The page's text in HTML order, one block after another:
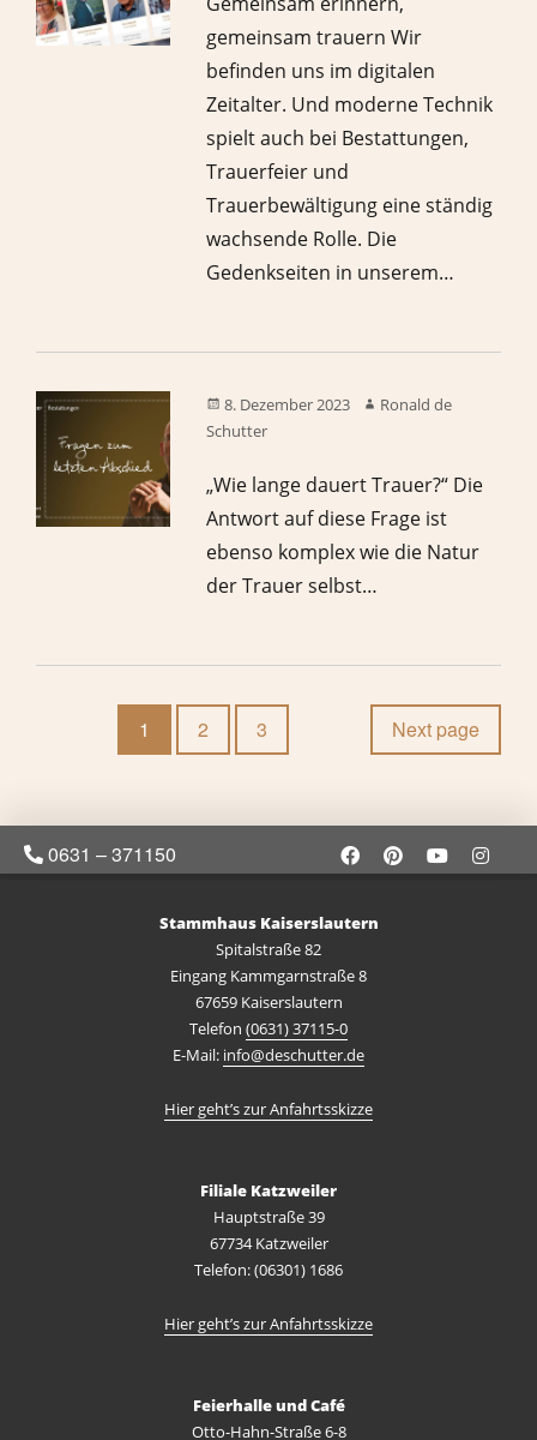
gemeinsam trauern Wir
befinden uns im digitalen
Zeitalter. Und moderne Technik
spielt auch bei Bestattungen,
Trauerfeier und
Trauerbewältigung eine ständig
wachsende Rolle. Die
Gedenkseiten in unserem…
8. Dezember 2023
Ronald de
Schutter
„Wie lange dauert Trauer?“ Die
Antwort auf diese Frage ist
ebenso komplex wie die Natur
der Trauer selbst…
1 2 3 Next page
0631 – 371150
Stammhaus Kaiserslautern
Spitalstraße 82
Eingang Kammgarnstraße 8
67659 Kaiserslautern
Telefon (0631) 37115-0
E-Mail: info@deschutter.de
Hier geht’s zur Anfahrtsskizze
Filiale Katzweiler
Hauptstraße 39
67734 Katzweiler
Telefon: (06301) 1686
Hier geht’s zur Anfahrtsskizze
Feierhalle und Café
Otto-Hahn-Straße 6-8